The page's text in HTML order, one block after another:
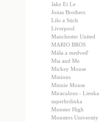
Jake Et Le
Jonas Brothers
Lilo a Stich
Liverpool
Manchester United
MARIO BROS
Máša a medveď
Mia and Me
Mickey Mouse
Minions
Minnie Mouse
Miraculous - Lienka
superhrdinka
Monster High
Monsters University